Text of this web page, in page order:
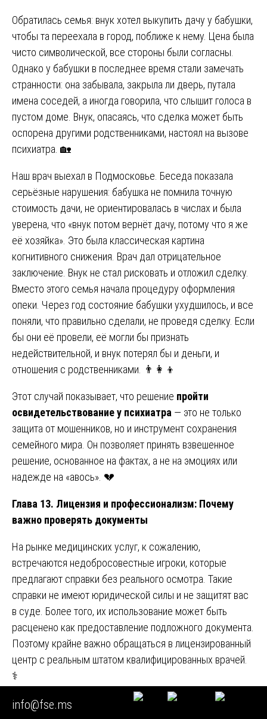
Обратилась семья: внук хотел выкупить дачу у бабушки,
чтобы та переехала в город, поближе к нему. Цена была
чисто символической, все стороны были согласны.
Однако у бабушки в последнее время стали замечать
странности: она забывала, закрыла ли дверь, путала
имена соседей, а иногда говорила, что слышит голоса в
пустом доме. Внук, опасаясь, что сделка может быть
оспорена другими родственниками, настоял на вызове
психиатра. 🏡
Наш врач выехал в Подмосковье. Беседа показала
серьёзные нарушения: бабушка не помнила точную
стоимость дачи, не ориентировалась в числах и была
уверена, что «внук потом вернёт дачу, потому что я же
её хозяйка». Это была классическая картина
когнитивного снижения. Врач дал отрицательное
заключение. Внук не стал рисковать и отложил сделку.
Вместо этого семья начала процедуру оформления
опеки. Через год состояние бабушки ухудшилось, и все
поняли, что правильно сделали, не проведя сделку. Если
бы они её провели, её могли бы признать
недействительной, и внук потерял бы и деньги, и
отношения с родственниками. 👨‍👩‍👦
Этот случай показывает, что решение пройти
освидетельствование у психиатра — это не только
защита от мошенников, но и инструмент сохранения
семейного мира. Он позволяет принять взвешенное
решение, основанное на фактах, а не на эмоциях или
надежде на «авось». 💔
Глава 13. Лицензия и профессионализм: Почему
важно проверять документы
На рынке медицинских услуг, к сожалению,
встречаются недобросовестные игроки, которые
предлагают справки без реального осмотра. Такие
справки не имеют юридической силы и не защитят вас
в суде. Более того, их использование может быть
расценено как предоставление подложного документа.
Поэтому крайне важно обращаться в лицензированный
центр с реальным штатом квалифицированных врачей.
⚕️
АНО «Центр медицинских экспертиз» имеет все
info@fse.ms